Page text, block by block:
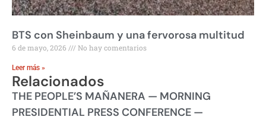
BTS con Sheinbaum y una fervorosa multitud
6 de mayo, 2026 No hay comentarios
Leer más »
Relacionados
THE PEOPLE’S MAÑANERA — MORNING
PRESIDENTIAL PRESS CONFERENCE —